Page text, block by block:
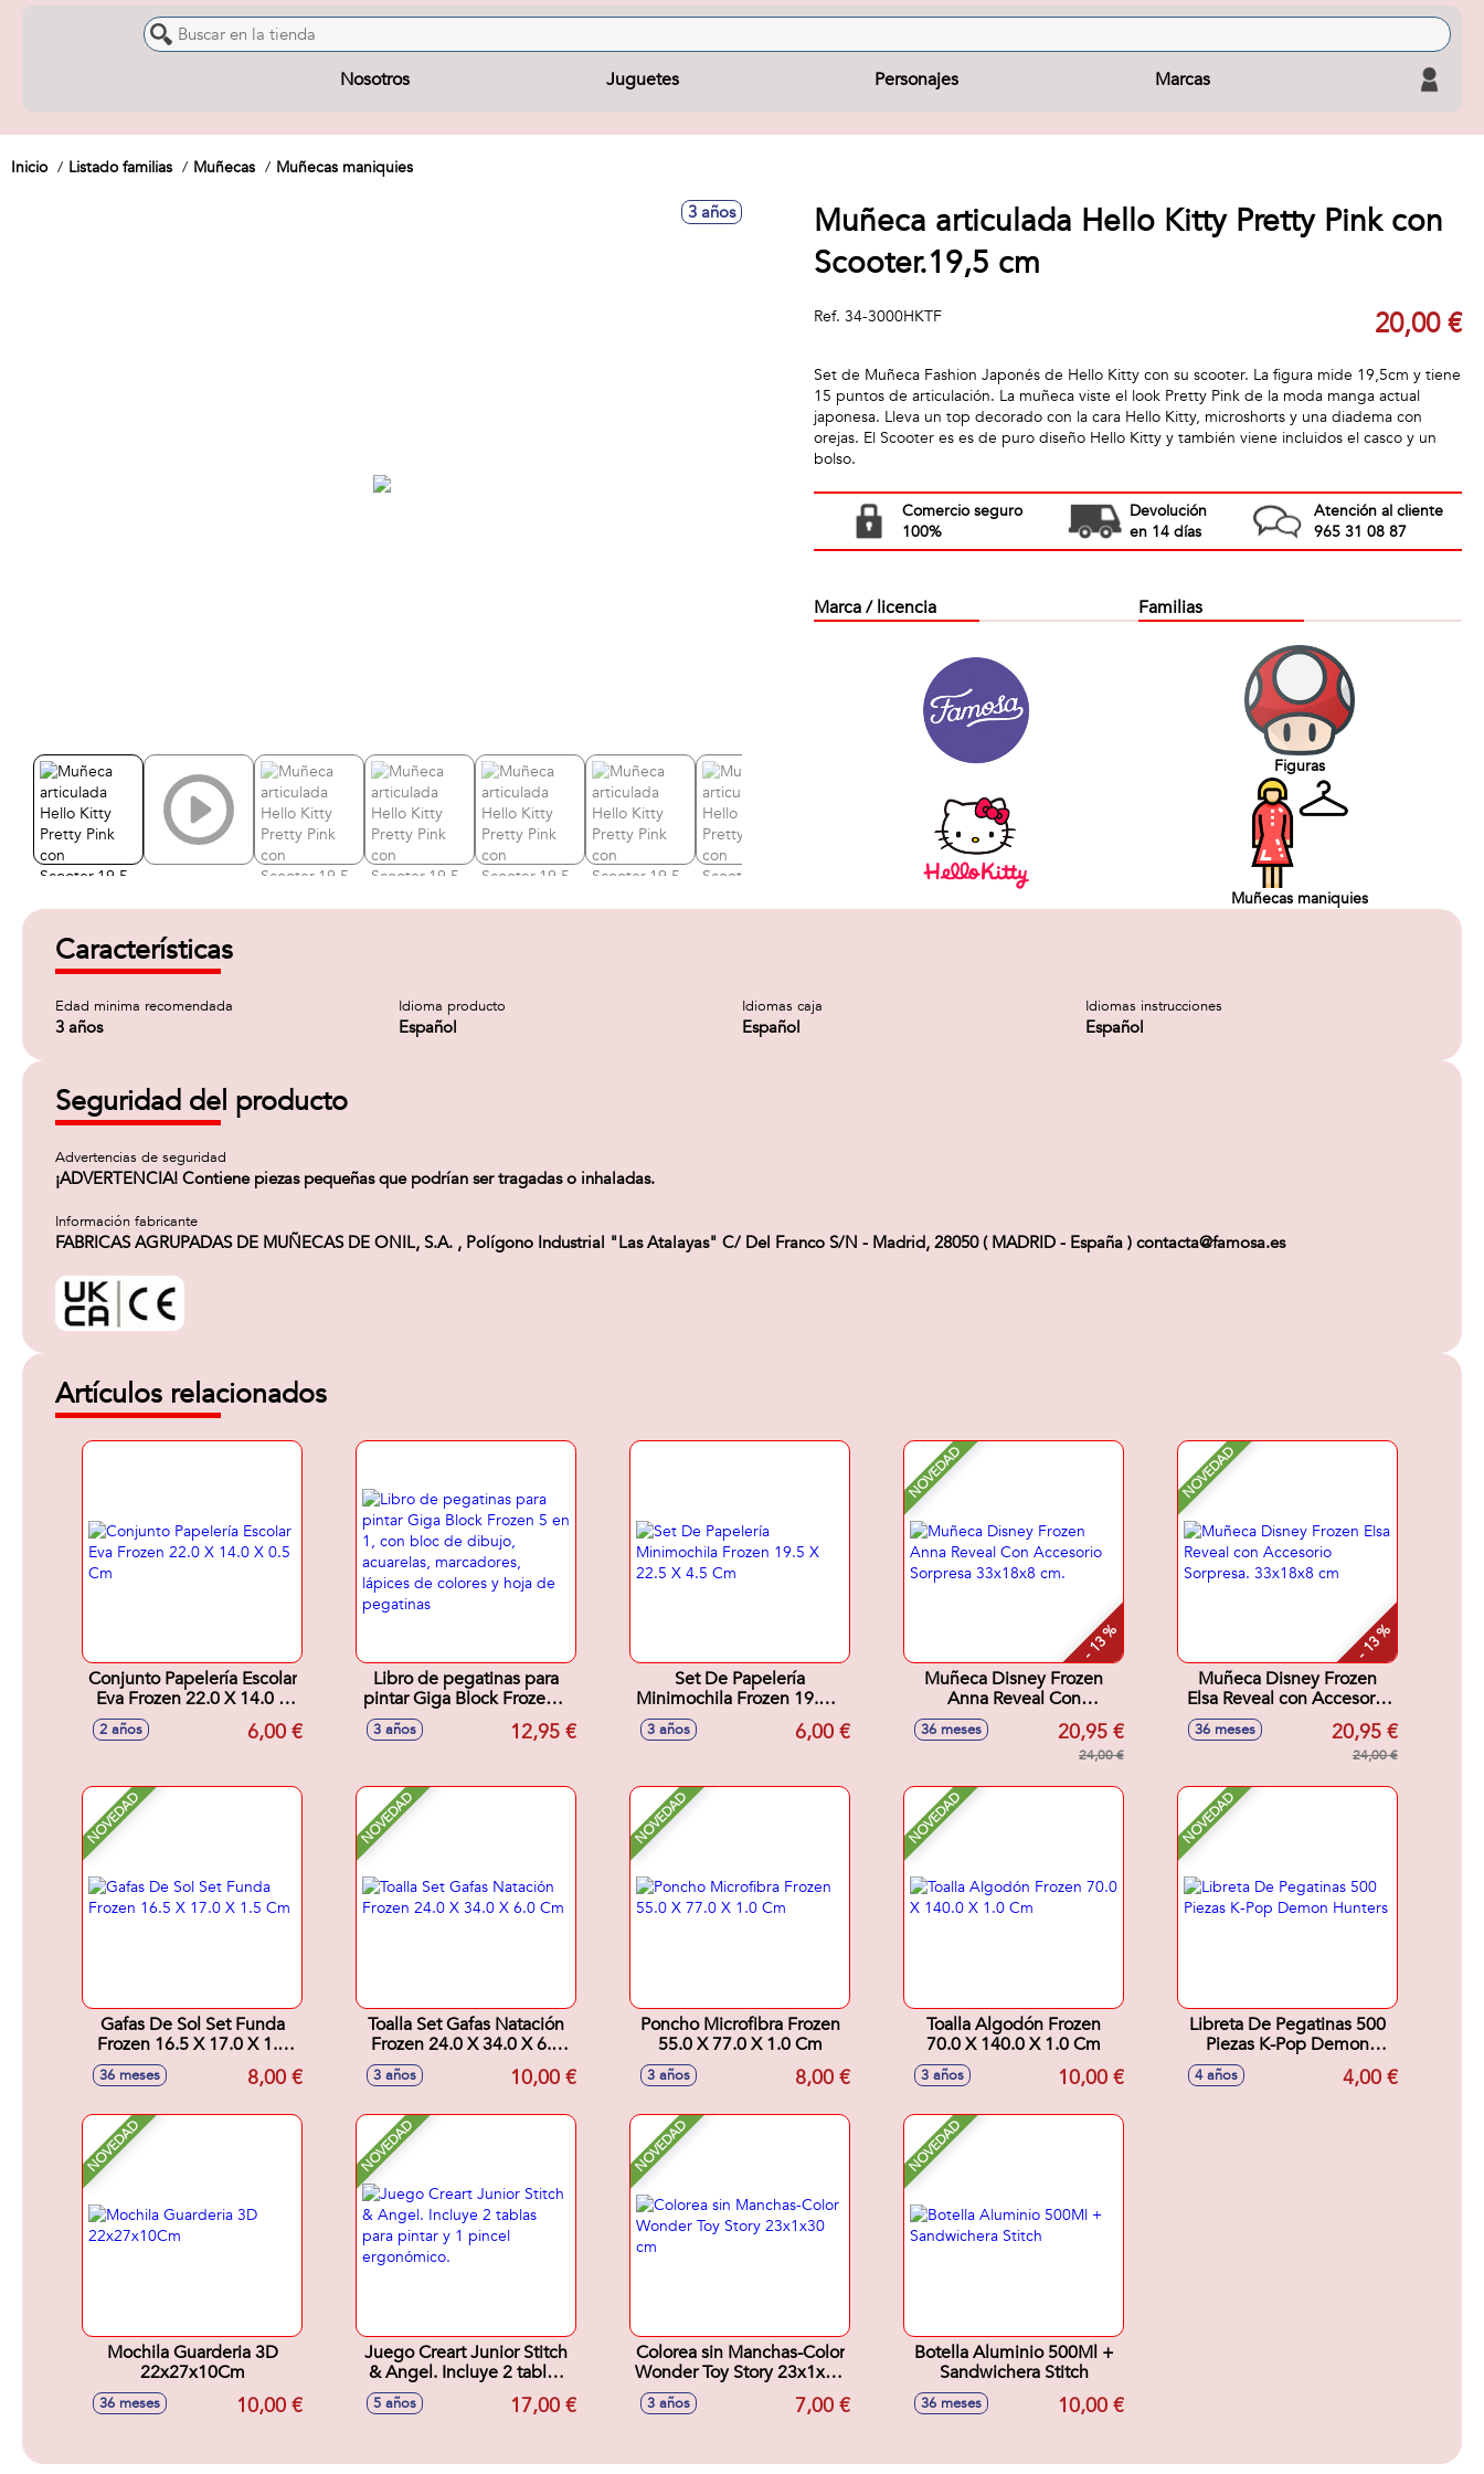
Nosotros Juguetes Personajes Marcas
Inicio Listado familias Muñecas Muñecas maniquies
3 años
Muñeca articulada Hello Kitty Pretty Pink con
Scooter.19,5 cm
Ref. 34-3000HKTF 20,00 €
Set de Muñeca Fashion Japonés de Hello Kitty con su scooter. La figura mide 19,5cm y tiene
15 puntos de articulación. La muñeca viste el look Pretty Pink de la moda manga actual
japonesa. Lleva un top decorado con la cara Hello Kitty, microshorts y una diadema con
orejas. El Scooter es es de puro diseño Hello Kitty y también viene incluidos el casco y un
bolso.
Comercio seguro
100%
Devolución
en 14 días
Atención al cliente
965 31 08 87
Marca / licencia Familias
Figuras
Muñecas maniquies
Características
Edad minima recomendada
3 años
Idioma producto
Español
Idiomas caja
Español
Idiomas instrucciones
Español
Seguridad del producto
Advertencias de seguridad
¡ADVERTENCIA! Contiene piezas pequeñas que podrían ser tragadas o inhaladas.
Información fabricante
FABRICAS AGRUPADAS DE MUÑECAS DE ONIL, S.A. , Polígono Industrial "Las Atalayas" C/ Del Franco S/N - Madrid, 28050 ( MADRID - España ) contacta@famosa.es
Artículos relacionados
Conjunto Papelería Escolar
Eva Frozen 22.0 X 14.0 X
2 años 6,00 €
Libro de pegatinas para
pintar Giga Block Frozen 5
en 1, con bloc de dibujo,
acuarelas, marcadores,
3 años 12,95 €
Set De Papelería
Minimochila Frozen 19.5 X
22.5 X 4.5 Cm
3 años 6,00 €
NOVEDAD
- 13 %
Muñeca Disney Frozen
Anna Reveal Con
Accesorio Sorpresa
33x18x8 cm.
36 meses 20,95 €
24,00 €
NOVEDAD
- 13 %
Muñeca Disney Frozen
Elsa Reveal con Accesorio
Sorpresa. 33x18x8 cm
36 meses 20,95 €
24,00 €
NOVEDAD
Gafas De Sol Set Funda
Frozen 16.5 X 17.0 X 1.5
36 meses 8,00 €
NOVEDAD
Toalla Set Gafas Natación
Frozen 24.0 X 34.0 X 6.0
3 años 10,00 €
NOVEDAD
Poncho Microfibra Frozen
55.0 X 77.0 X 1.0 Cm
3 años 8,00 €
NOVEDAD
Toalla Algodón Frozen
70.0 X 140.0 X 1.0 Cm
3 años 10,00 €
NOVEDAD
Libreta De Pegatinas 500
Piezas K-Pop Demon
4 años 4,00 €
NOVEDAD
Mochila Guarderia 3D
22x27x10Cm
36 meses 10,00 €
NOVEDAD
Juego Creart Junior Stitch
& Angel. Incluye 2 tablas
para pintar y 1 pincel
ergonómico.
5 años 17,00 €
NOVEDAD
Colorea sin Manchas-Color
Wonder Toy Story 23x1x30
3 años 7,00 €
NOVEDAD
Botella Aluminio 500Ml +
Sandwichera Stitch
36 meses 10,00 €